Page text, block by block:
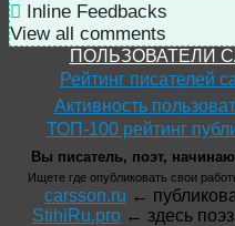
Inline Feedbacks
View all comments
ПОЛЬЗОВАТЕЛИ
Рейтинг писателей
Активность
ТОП-100 рейтинг
Вы писатель, поэт,
Ищете где опубликовать свои
carsson.ru ←
StihiRu.pro ← здесь